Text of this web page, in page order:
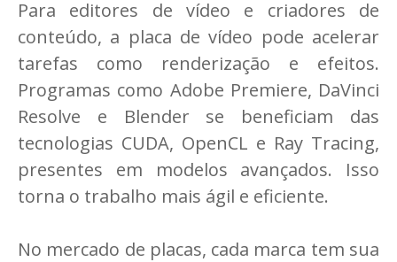
Para editores de vídeo e criadores de
conteúdo, a placa de vídeo pode acelerar
tarefas como renderização e efeitos.
Programas como Adobe Premiere, DaVinci
Resolve e Blender se beneficiam das
tecnologias CUDA, OpenCL e Ray Tracing,
presentes em modelos avançados. Isso
torna o trabalho mais ágil e eficiente.
No mercado de placas, cada marca tem sua